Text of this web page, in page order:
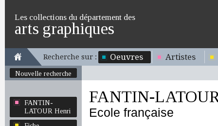
Les collections du département des
arts graphiques
Recherche sur : Oeuvres Artistes
Nouvelle recherche
FANTIN-
LATOUR Henri
FANTIN-
Ecole française